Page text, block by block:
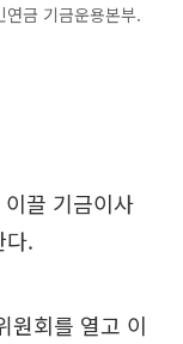
금 기금운용본부.
끌 기금이사
다.
원회를 열고 이